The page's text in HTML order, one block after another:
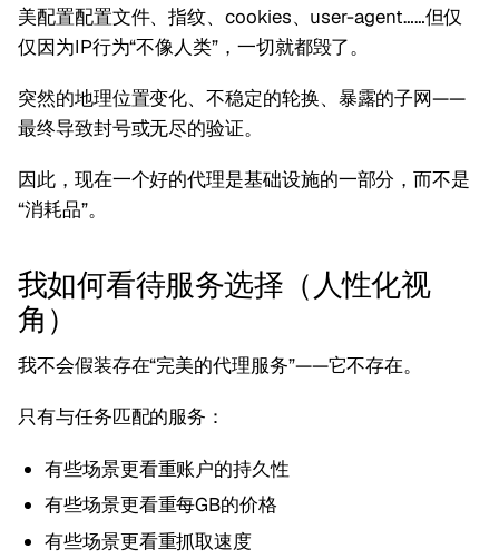
美配置配置文件、指纹、cookies、user-agent……但仅
仅因为IP行为“不像人类”，一切就都毁了。
突然的地理位置变化、不稳定的轮换、暴露的子网——
最终导致封号或无尽的验证。
因此，现在一个好的代理是基础设施的一部分，而不是
“消耗品”。
我如何看待服务选择（人性化视
角）
我不会假装存在“完美的代理服务”——它不存在。
只有与任务匹配的服务：
有些场景更看重账户的持久性
有些场景更看重每GB的价格
有些场景更看重抓取速度